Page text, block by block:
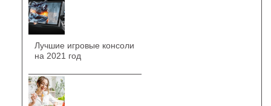
Лучшие игровые консоли
на 2021 год